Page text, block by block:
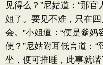
见得么？”尼姑道：“那
姐了。要见不难，只在
会。”小姐道：“便是爹
便？”尼姑附耳低言道：
坐，便可推睡，此事就